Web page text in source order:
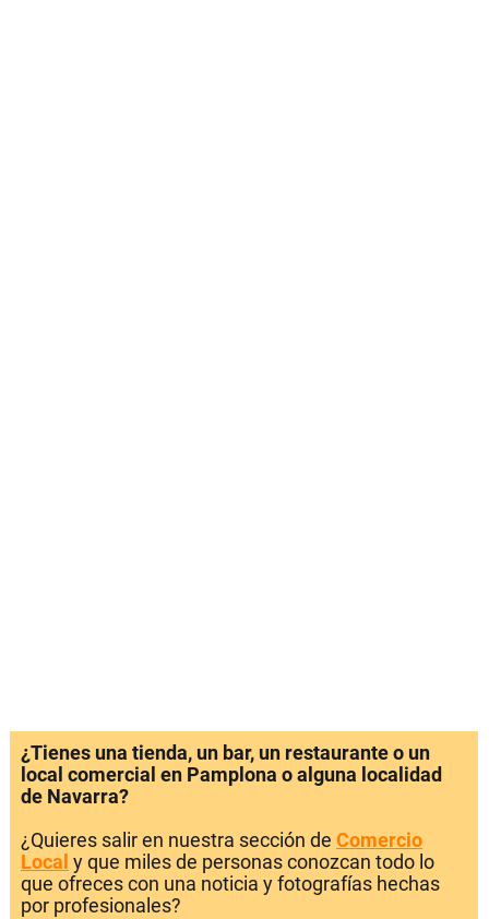
¿Tienes una tienda, un bar, un restaurante o un
local comercial en Pamplona o alguna localidad
de Navarra?
¿Quieres salir en nuestra sección de Comercio
Local y que miles de personas conozcan todo lo
que ofreces con una noticia y fotografías hechas
por profesionales?